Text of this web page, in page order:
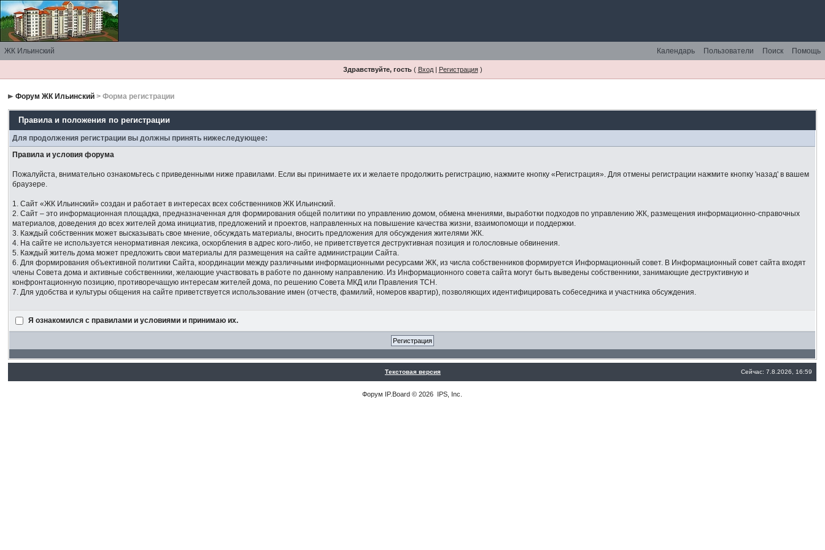
ЖК Ильинский Помощь
Поиск
Пользователи
Календарь
Здравствуйте, гость( Вход| Регистрация)
Форум ЖК Ильинский > Форма регистрации
Правила и положения по регистрации
Для продолжения регистрации вы должны принять нижеследующее:
Правила и условия форума
Пожалуйста, внимательно ознакомьтесь с приведенными ниже правилами. Если вы принимаете их и желаете продолжить регистрацию, нажмите кнопку «Регистрация». Для отмены регистрации нажмите кнопку 'назад' в вашем
браузере.
1. Сайт «ЖК Ильинский» создан и работает в интересах всех собственников ЖК Ильинский.
2. Сайт – это информационная площадка, предназначенная для формирования общей политики по управлению домом, обмена мнениями, выработки подходов по управлению ЖК, размещения информационно-справочных
материалов, доведения до всех жителей дома инициатив, предложений и проектов, направленных на повышение качества жизни, взаимопомощи и поддержки.
3. Каждый собственник может высказывать свое мнение, обсуждать материалы, вносить предложения для обсуждения жителями ЖК.
4. На сайте не используется ненормативная лексика, оскорбления в адрес кого-либо, не приветствуется деструктивная позиция и голословные обвинения.
5. Каждый житель дома может предложить свои материалы для размещения на сайте администрации Сайта.
6. Для формирования объективной политики Сайта, координации между различными информационными ресурсами ЖК, из числа собственников формируется Информационный совет. В Информационный совет сайта входят
члены Совета дома и активные собственники, желающие участвовать в работе по данному направлению. Из Информационного совета сайта могут быть выведены собственники, занимающие деструктивную и
конфронтационную позицию, противоречащую интересам жителей дома, по решению Совета МКД или Правления ТСН.
7. Для удобства и культуры общения на сайте приветствуется использование имен (отчеств, фамилий, номеров квартир), позволяющих идентифицировать собеседника и участника обсуждения.
Я ознакомился с правилами и условиями и принимаю их.
Текстовая версия Сейчас: 7.8.2026, 16:59
Форум IP.Board © 2026 IPS, Inc